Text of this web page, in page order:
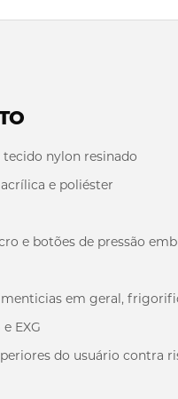
nylon resinado
e poliéster
e botões de pressão
em geral,
EXG
do usuário contra